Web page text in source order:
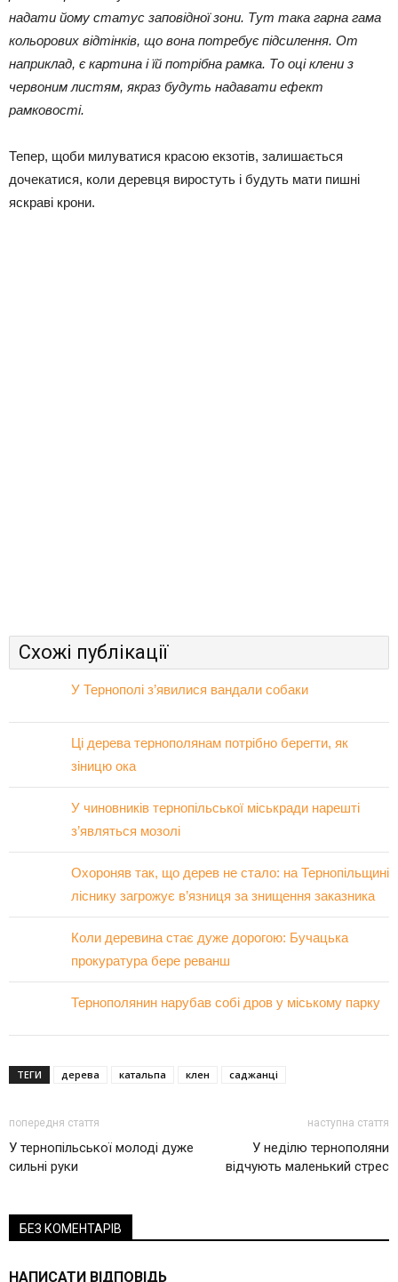
надати йому статус заповідної зони. Тут така гарна гама
кольорових відтінків, що вона потребує підсилення. От
наприклад, є картина і їй потрібна рамка. То оці клени з
червоним листям, якраз будуть надавати ефект
рамковості.
Тепер, щоби милуватися красою екзотів, залишається
дочекатися, коли деревця виростуть і будуть мати пишні
яскраві крони.
Схожі публікації
У Тернополі з’явилися вандали собаки
Ці дерева тернополянам потрібно берегти, як
зіницю ока
У чиновників тернопільської міськради нарешті
з’являться мозолі
Охороняв так, що дерев не стало: на Тернопільщині
ліснику загрожує в’язниця за знищення заказника
Коли деревина стає дуже дорогою: Бучацька
прокуратура бере реванш
Тернополянин нарубав собі дров у міському парку
ТЕГИ дерева катальпа клен саджанці
попередня стаття
У тернопільської молоді дуже
сильні руки
наступна стаття
У неділю тернополяни
відчують маленький стрес
БЕЗ КОМЕНТАРІВ
НАПИСАТИ ВІДПОВІДЬ